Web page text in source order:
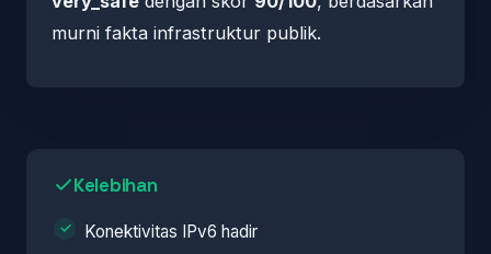
murni fakta infrastruktur publik.
Kelebihan
Konektivitas IPv6 hadir